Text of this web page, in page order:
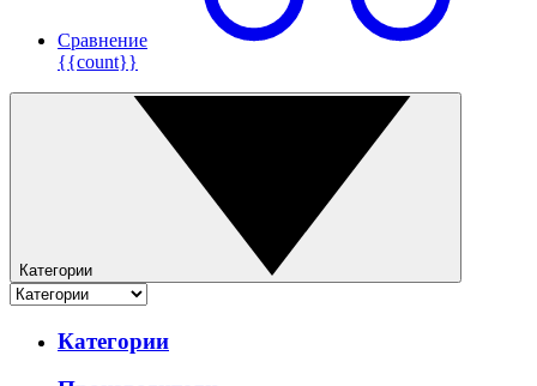
Сравнение
{{count}}
Категории
Категории